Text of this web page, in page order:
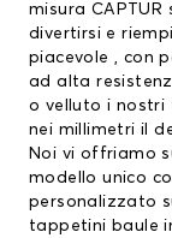
misura
divertirsi e
piacevole , con
ad alta
o velluto i nostri
nei millimetri il
Noi vi offriamo
modello unico
personalizzato
tappetini baule